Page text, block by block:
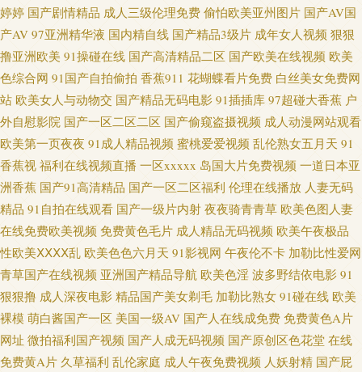
91 青娱乐91精品 午夜精品久久 91性爱直播 ts性爱 韩日中无码视频 欧美精品
激情视頻 日韩成人专区 午夜偷拍福利 91精彩视频 www97亚洲 成人性爱自拍
国产精品精品国产 九九黄色视频 欧美精品13 日本无码影院 午夜另类成人AV
在线看av网址 超碰97色 国产视频福利 精品中文在线 麻豆二三区 人人艹人妻
日韩成人免费 亚洲乱纶 91专区在线 国产91在线首页 九一一区二区 人妻av资
源导航 三级网址色天堂 福利国产pron 久久一次艹 欧美色网69 91视频18 超碰
人人操人人 黑丝高跟91 久久五月蜜桃 欧美性理论片 天天干屄网 亚洲天堂精
品在线 97午夜在线 成人日韩国产 欧美色日本 午夜剧场 91日比 av瑟瑟 国产
插逼视频 激情综合啪 日韩精品福利网址 av高清不卡 国产10页 青娱乐自拍 在
婷婷 国产剧情精品 成人三级伦理免费 偷怕欧美亚州图片 国产AV国
产AV 97亚洲精华液 国内精自线 国产精品3级片 成年女人视频 狠狠
撸亚洲欧美 91操碰在线 国产高清精品二区 国产欧美在线视频 欧美
色综合网 91国产自拍偷拍 香蕉911 花蝴蝶看片免费 白丝美女免费网
站 欧美女人与动物交 国产精品无码电影 91插插库 97超碰大香蕉 户
外自慰影院 国产一区二区二区 国产偷窥盗摄视频 成人动漫网站观看
欧美第一页夜夜 91成人精品视频 蜜桃爱爱视频 乱伦熟女五月天 91
香蕉视 福利在线视频直播 一区xxxxx 岛国大片免费视频 一道日本亚
洲香蕉 国产91高清精品 国产一区二区福利 伦理在线播放 人妻无码
精品 91自拍在线观看 国产一级片内射 夜夜骑青青草 欧美色图人妻
在线免费欧美视频 免费黄色毛片 成人精品无码视频 欧美午夜极品
性欧美ⅩⅩⅩⅩ乱 欧美色色六月天 91影视网 午夜伦不卡 加勒比性爱网
青草国产在线视频 亚洲国产精品导航 欧美色淫 波多野结依电影 91
狠狠撸 成人深夜电影 精品国产美女剃毛 加勒比熟女 91碰在线 欧美
裸模 萌白酱国产一区 美国一级AV 国产人在线成免费 免费黄色A片
网址 微拍福利国产视频 国产人成无码视频 国产原创区色花堂 在线
免费黄A片 久草福利 乱伦家庭 成人午夜免费视频 人妖射精 国产屁